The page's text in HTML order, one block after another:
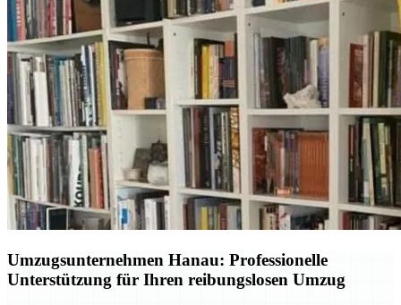
Umzugsunternehmen Hanau: Professionelle
Unterstützung für Ihren reibungslosen Umzug